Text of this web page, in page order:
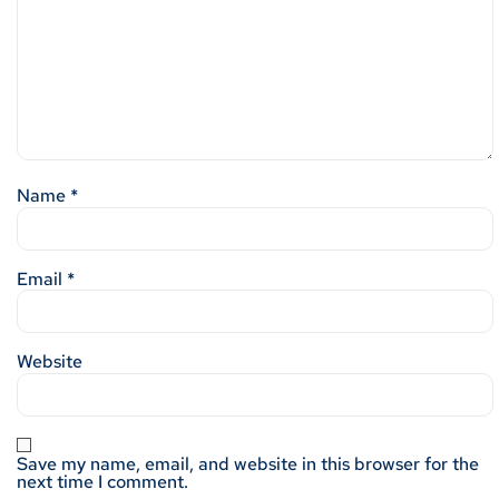
Name *
Email *
Website
Save my name, email, and website in this browser for the
next time I comment.